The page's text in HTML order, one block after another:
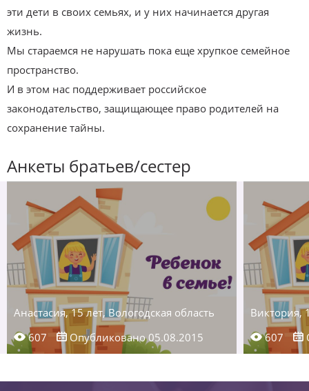
эти дети в своих семьях, и у них начинается другая
жизнь.
Мы стараемся не нарушать пока еще хрупкое семейное
пространство.
И в этом нас поддерживает российское
законодательство, защищающее право родителей на
сохранение тайны.
Анкеты братьев/сестер
Анастасия, 15 лет, Вологодская область
607
Опубликовано 05.08.2015
Виктория,
607